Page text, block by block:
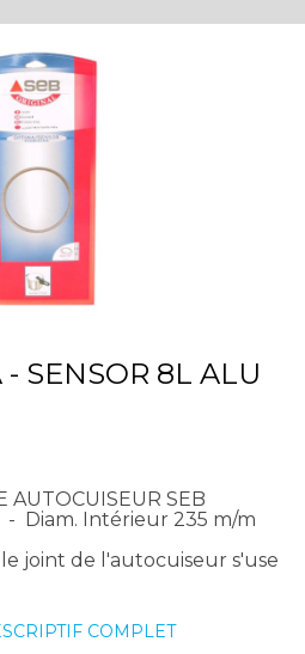
SENSOR 8L ALU
AUTOCUISEUR SEB
- Diam. Intérieur 235 m/m
joint de l'autocuiseur s'use
COMPLET